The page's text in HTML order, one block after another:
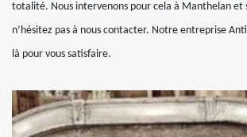
totalité. Nous intervenons pour cela à Manthelan et
n’hésitez pas à nous contacter. Notre entreprise
là pour vous satisfaire.